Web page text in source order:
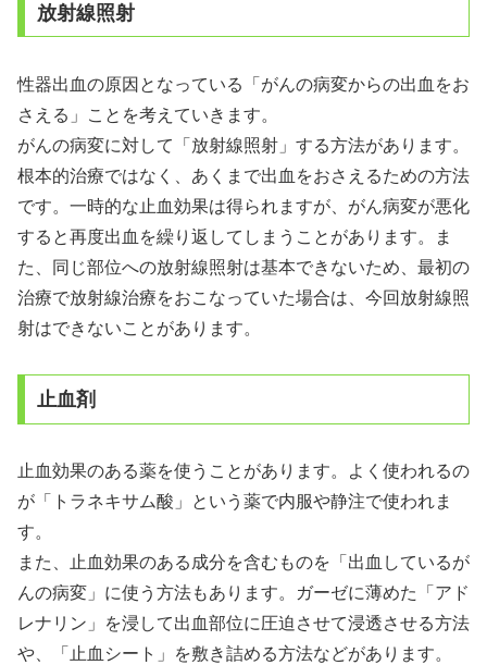
放射線照射
性器出血の原因となっている「がんの病変からの出血をお
さえる」ことを考えていきます。
がんの病変に対して「放射線照射」する方法があります。
根本的治療ではなく、あくまで出血をおさえるための方法
です。一時的な止血効果は得られますが、がん病変が悪化
すると再度出血を繰り返してしまうことがあります。ま
た、同じ部位への放射線照射は基本できないため、最初の
治療で放射線治療をおこなっていた場合は、今回放射線照
射はできないことがあります。
止血剤
止血効果のある薬を使うことがあります。よく使われるの
が「トラネキサム酸」という薬で内服や静注で使われま
す。
また、止血効果のある成分を含むものを「出血しているが
んの病変」に使う方法もあります。ガーゼに薄めた「アド
レナリン」を浸して出血部位に圧迫させて浸透させる方法
や、「止血シート」を敷き詰める方法などがあります。